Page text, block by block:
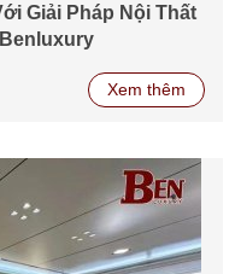
Giải Pháp Nội Thất
Xem thêm